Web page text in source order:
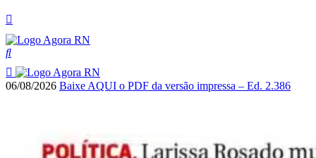
06/08/2026 Baixe AQUI o PDF da versão impressa – Ed. 2.386